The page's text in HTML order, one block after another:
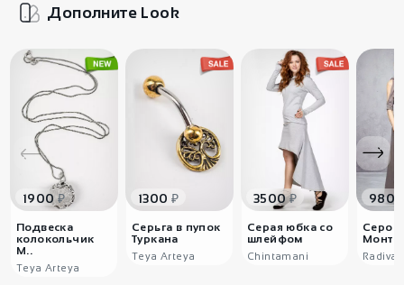
Дополните Look
1900₽
Подвеска
колокольчик
М..
Teya Arteya
1300 ₽
Серьга в пупок
Туркана
Teya Arteya
3500₽
Серая юбка со
шлейфом
Chintamani
9800
Серое